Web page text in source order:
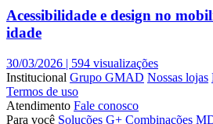
Acessibilidade e design no
idade
30/03/2026 | 594 visualizações
Institucional Grupo GMAD Nossas lojas
Termos de uso
Atendimento Fale conosco
Para você Soluções G+ Combinações